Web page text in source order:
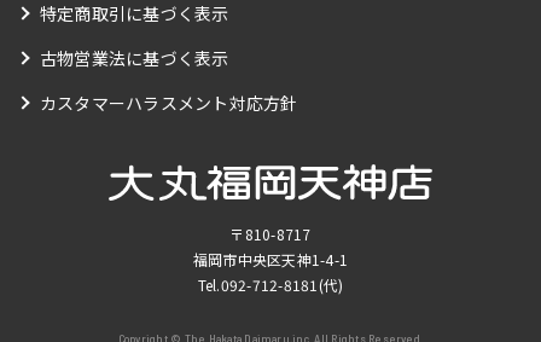
特定商取引に基づく表示
古物営業法に基づく表示
カスタマーハラスメント対応方針
〒810-8717
福岡市中央区天神1-4-1
Tel.092-712-8181 (代)
Copyright © The Hakata Daimaru,inc. All Rights Reserved.